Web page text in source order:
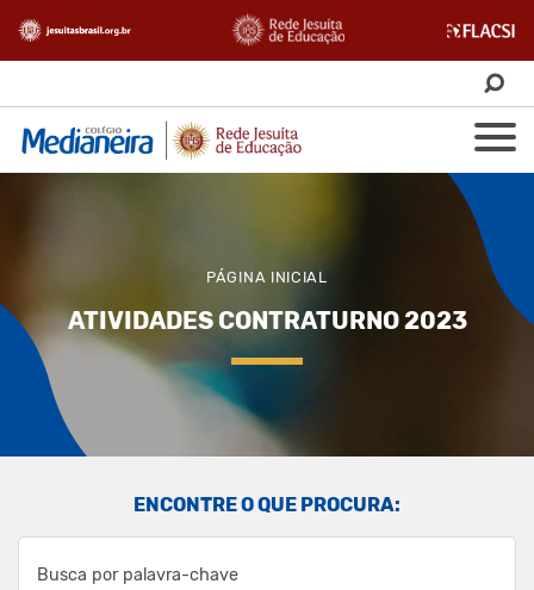
PÁGINA INICIAL
ATIVIDADES CONTRATURNO 2023
ENCONTRE O QUE PROCURA: